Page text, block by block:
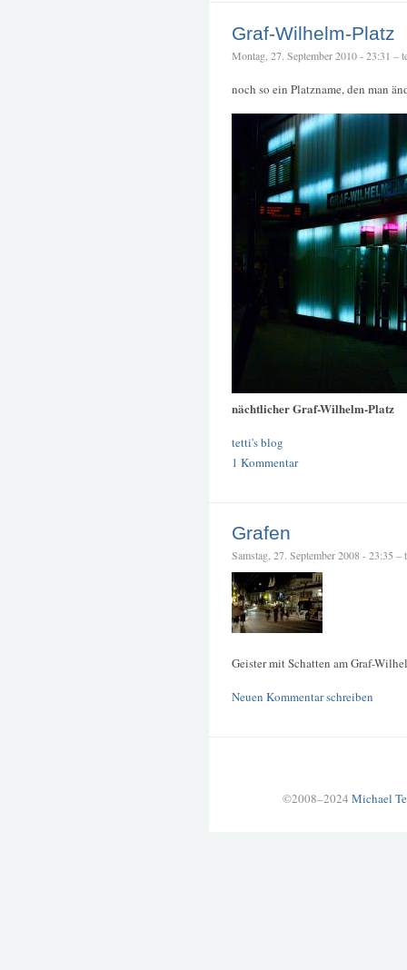
Graf-Wilhelm-Platz
Montag, 27. September 2010 - 23:31 –
noch so ein Platzname, den man
nächtlicher Graf-Wilhelm-Platz
tetti's blog
1 Kommentar
Grafen
Samstag, 27. September 2008 - 23:35 –
Geister mit Schatten am Graf-
Neuen Kommentar schreiben
©2008–2024 Michael